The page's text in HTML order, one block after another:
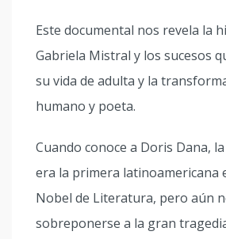
Este documental nos revela la
Gabriela Mistral y los sucesos
su vida de adulta y la
humano y poeta.
Cuando conoce a Doris Dana,
era la primera latinoamericana
Nobel de Literatura, pero aún
sobreponerse a la gran